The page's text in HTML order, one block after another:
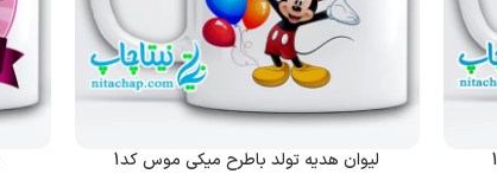
لیوان هدیه تولد باطرح میکی موس کد1